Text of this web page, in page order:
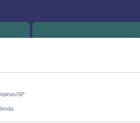
SP
Renda